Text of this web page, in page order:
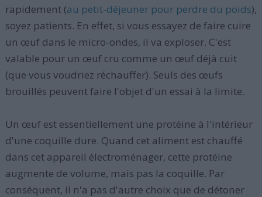
rapidement (au petit-déjeuner pour perdre du poids),
soyez patients. En effet, si vous essayez de faire cuire
un œuf dans le micro-ondes, il va exploser. C'est
valable pour un œuf cru comme un œuf déjà cuit
(que vous voudriez réchauffer). Seuls des œufs
brouillés peuvent faire l'objet d'un essai à la limite.
Un œuf est essentiellement une protéine à l'intérieur
d'une coquille dure. Quand cet aliment est chauffé
dans cet appareil électroménager, cette protéine
augmente de volume, mais pas la coquille. Par
conséquent, il n'a pas d'autre choix que de détoner